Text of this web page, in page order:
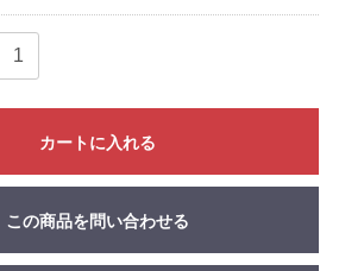
カートに入れる
この商品を問い合わせる